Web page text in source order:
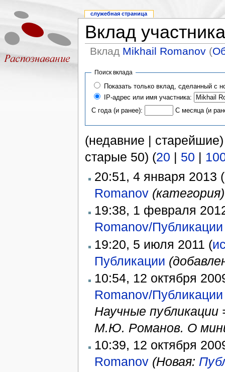
Вклад участника
Вклад Mikhail Romanov (
Поиск вклада
Показать только вклад, сделанный с
IP-адрес или имя участника:
С года (и ранее):
С месяца (и
(недавние |
старые 50) (20 | 50 |
20:51, 4 января 2013 (
Romanov‎ (категория)
19:38, 1 февраля
Romanov/Публикации
19:20, 5 июля 2011 (
Публикации
10:54, 12 октября
Romanov/Публикации
Научные
М.Ю. Романов. О
10:39, 12 октября
Romanov‎ (Новая:
служебная страница